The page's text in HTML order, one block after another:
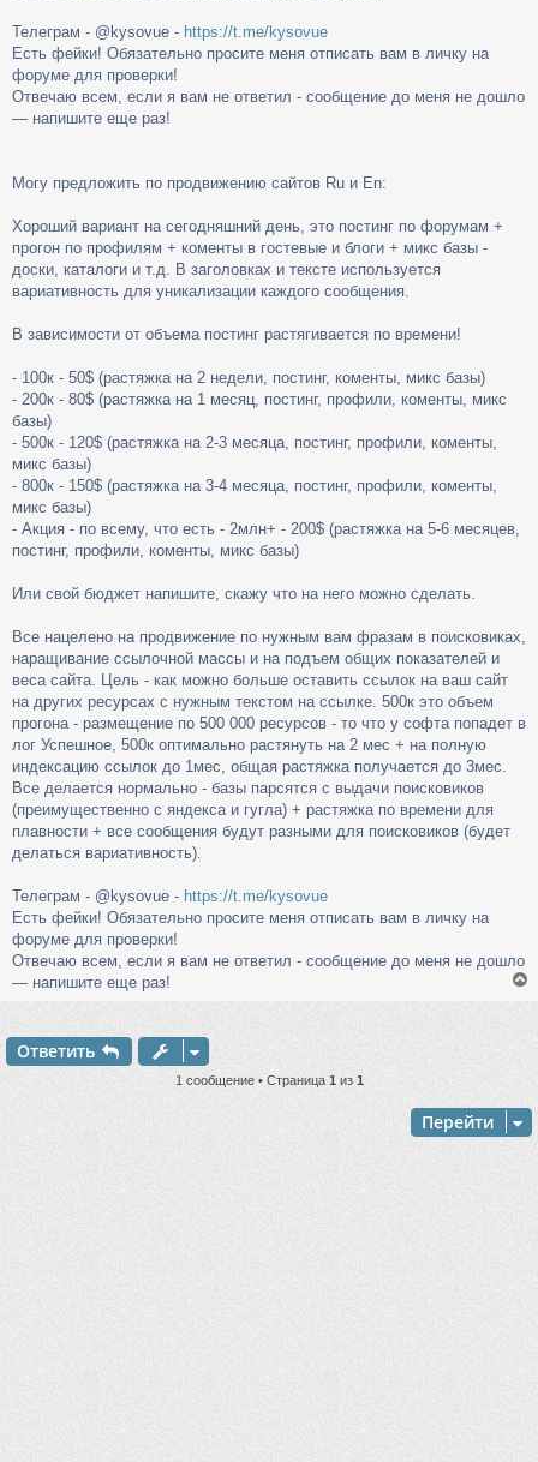
е
Телеграм - @kysovue - https://t.me/kysovue
Есть фейки! Обязательно просите меня отписать вам в личку на
форуме для проверки!
Отвечаю всем, если я вам не ответил - сообщение до меня не дошло
— напишите еще раз!
Могу предложить по продвижению сайтов Ru и En:
Хороший вариант на сегодняшний день, это постинг по форумам +
прогон по профилям + коменты в гостевые и блоги + микс базы -
доски, каталоги и т.д. В заголовках и тексте используется
вариативность для уникализации каждого сообщения.
В зависимости от объема постинг растягивается по времени!
- 100к - 50$ (растяжка на 2 недели, постинг, коменты, микс базы)
- 200к - 80$ (растяжка на 1 месяц, постинг, профили, коменты, микс
базы)
- 500к - 120$ (растяжка на 2-3 месяца, постинг, профили, коменты,
микс базы)
- 800к - 150$ (растяжка на 3-4 месяца, постинг, профили, коменты,
микс базы)
- Акция - по всему, что есть - 2млн+ - 200$ (растяжка на 5-6 месяцев,
постинг, профили, коменты, микс базы)
Или свой бюджет напишите, скажу что на него можно сделать.
Все нацелено на продвижение по нужным вам фразам в поисковиках,
наращивание ссылочной массы и на подъем общих показателей и
веса сайта. Цель - как можно больше оставить ссылок на ваш сайт
на других ресурсах с нужным текстом на ссылке. 500к это объем
прогона - размещение по 500 000 ресурсов - то что у софта попадет в
лог Успешное, 500к оптимально растянуть на 2 мес + на полную
индексацию ссылок до 1мес, общая растяжка получается до 3мес.
Все делается нормально - базы парсятся с выдачи поисковиков
(преимущественно с яндекса и гугла) + растяжка по времени для
плавности + все сообщения будут разными для поисковиков (будет
делаться вариативность).
Телеграм - @kysovue - https://t.me/kysovue
Есть фейки! Обязательно просите меня отписать вам в личку на
форуме для проверки!
Отвечаю всем, если я вам не ответил - сообщение до меня не дошло
— напишите еще раз!
с
я
Ответить
1 сообщение • Страница 1из 1
Перейти